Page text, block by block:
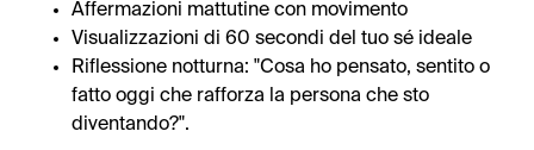
Affermazioni mattutine con movimento
Visualizzazioni di 60 secondi del tuo sé ideale
Riflessione notturna: "Cosa ho pensato, sentito o
fatto oggi che rafforza la persona che sto
diventando?".